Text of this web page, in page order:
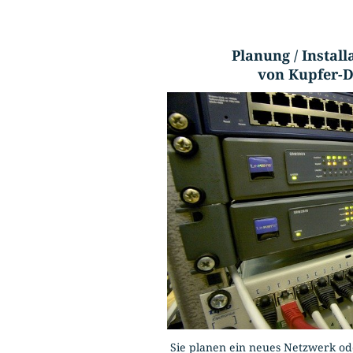
Planung /
von Kupfer-
Sie planen ein neues Netzwerk